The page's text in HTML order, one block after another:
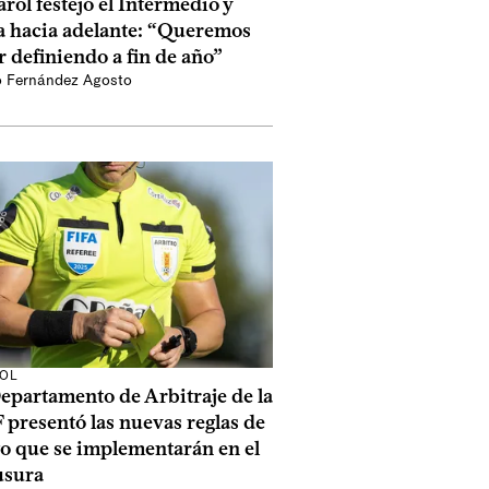
hacia adelante: “Queremos
definiendo a fin de año”
Fernández Agosto
de Arbitraje de la
presentó las nuevas reglas de
que se implementarán en el